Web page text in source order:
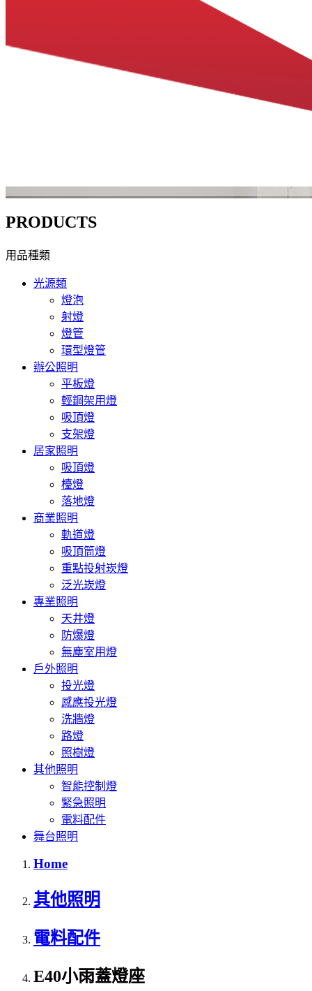
PRODUCTS
用品種類
光源類
燈泡
射燈
燈管
環型燈管
辦公照明
平板燈
輕鋼架用燈
吸頂燈
支架燈
居家照明
吸頂燈
檯燈
落地燈
商業照明
軌道燈
吸頂筒燈
重點投射崁燈
泛光崁燈
專業照明
天井燈
防爆燈
無塵室用燈
戶外照明
投光燈
感應投光燈
洗牆燈
路燈
照樹燈
其他照明
智能控制燈
緊急照明
電料配件
舞台照明
Home
其他照明
電料配件
E40小雨蓋燈座